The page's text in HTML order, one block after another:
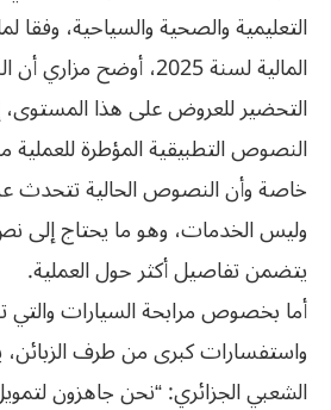
التعليمية والصحية والسياحية، وفقا
المالية لسنة 2025، أوضح
التحضير للعروض على هذا المستوى،
النصوص التطبيقية المؤطرة
خاصة وأن النصوص الحالية تتحدث
وليس الخدمات، وهو ما يحتاج إلى
يتضمن تفاصيل أكثر حول العملية.
أما بخصوص مرابحة السيارات
واستفسارات كبرى من طرف
الشعبي الجزائري: “نحن جاهزون